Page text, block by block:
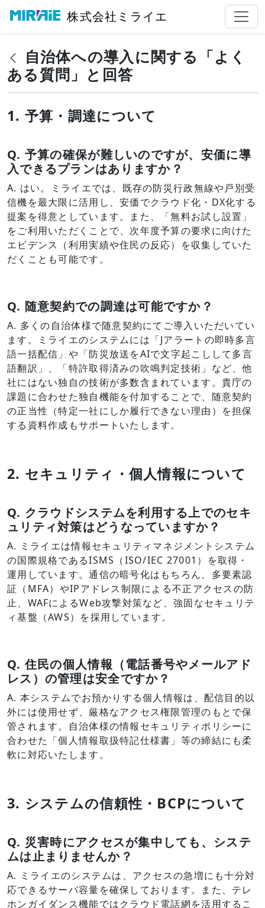
株式会社ミライエ
自治体への導入に関する「よく
ある質問」と回答
1. 予算・調達について
Q. 予算の確保が難しいのですが、安価に導
入できるプランはありますか？
A. はい。ミライエでは、既存の防災行政無線や戸別受
信機を最大限に活用し、安価でクラウド化・DX化する
提案を得意としています。また、「無料お試し設置」
をご利用いただくことで、次年度予算の要求に向けた
エビデンス（利用実績や住民の反応）を収集していた
だくことも可能です。
Q. 随意契約での調達は可能ですか？
A. 多くの自治体様で随意契約にてご導入いただいてい
ます。ミライエのシステムには「Jアラートの即時多言
語一括配信」や「防災放送をAIで文字起こしして多言
語翻訳」、「特許取得済みの吹鳴判定技術」など、他
社にはない独自の技術が多数含まれています。貴庁の
課題に合わせた独自機能を付加することで、随意契約
の正当性（特定一社にしか履行できない理由）を担保
する資料作成もサポートいたします。
2. セキュリティ・個人情報について
Q. クラウドシステムを利用する上でのセキ
ュリティ対策はどうなっていますか？
A. ミライエは情報セキュリティマネジメントシステム
の国際規格であるISMS（ISO/IEC 27001）を取得・
運用しています。通信の暗号化はもちろん、多要素認
証（MFA）やIPアドレス制限による不正アクセスの防
止、WAFによるWeb攻撃対策など、強固なセキュリテ
ィ基盤（AWS）を採用しています。
Q. 住民の個人情報（電話番号やメールアド
レス）の管理は安全ですか？
A. 本システムでお預かりする個人情報は、配信目的以
外には使用せず、厳格なアクセス権限管理のもとで保
管されます。自治体様の情報セキュリティポリシーに
合わせた「個人情報取扱特記仕様書」等の締結にも柔
軟に対応いたします。
3. システムの信頼性・BCPについて
Q. 災害時にアクセスが集中しても、システ
ムは止まりませんか？
A. ミライエのシステムは、アクセスの急増にも十分対
応できるサーバ容量を確保しております。また、テレ
ホンガイダンス機能ではクラウド電話網を活用するこ